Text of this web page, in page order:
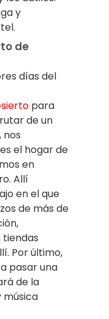
y
de
días del
para
de un
nos
el hogar de
en
Allí
en el que
de más de
tiendas
Por último,
pasar una
de la
música